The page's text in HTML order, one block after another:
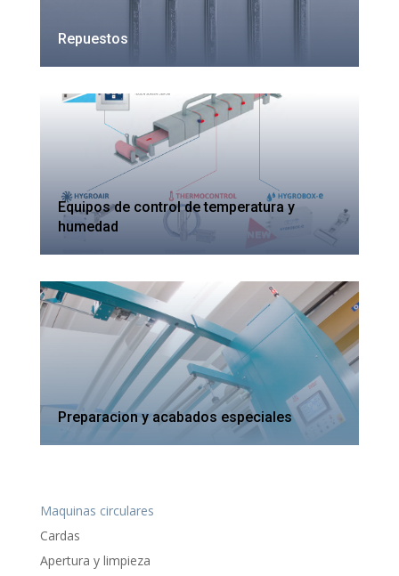
Repuestos
Equipos de control de temperatura y
humedad
Preparacion y acabados especiales
Maquinas circulares
Cardas
Apertura y limpieza